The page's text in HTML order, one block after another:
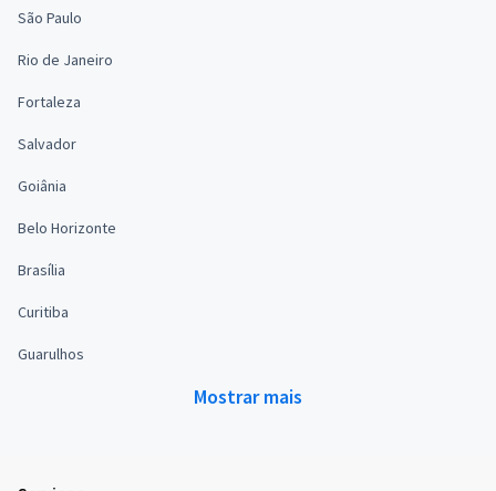
São Paulo
Rio de Janeiro
Fortaleza
Salvador
Goiânia
Belo Horizonte
Brasília
Curitiba
Guarulhos
Mostrar mais